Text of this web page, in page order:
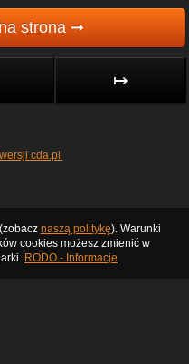
strona ➞
↦
cda.pl
naszą politykę). Warunki
cookies możesz zmienić w
RODO - Informacje